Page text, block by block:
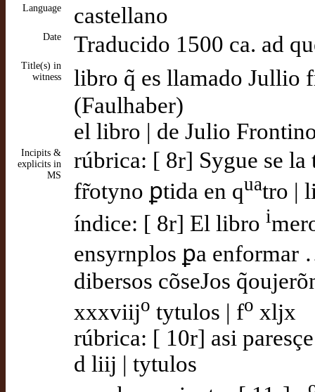
Language castellano
Date Traducido 1500 ca. ad
Title(s) in
witness
libro q̃ es llamado Jullio
(Faulhaber)
el libro | de Julio
Incipits &
explicits in
MS
rúbrica: [ 8r] Sygue se
fr̃otyno ꝑtida en quatro |
índice: [ 8r] El libro i
ensyrnplos ꝑa
dibersos cõseJos
xxxviijo tytulos | fo xljx
rúbrica: [ 10r] asi
d liij | tytulos